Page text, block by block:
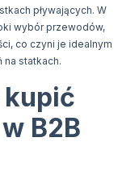
pływających. W
wybór przewodów,
co czyni je idealnym
statkach.
kupić
B2B